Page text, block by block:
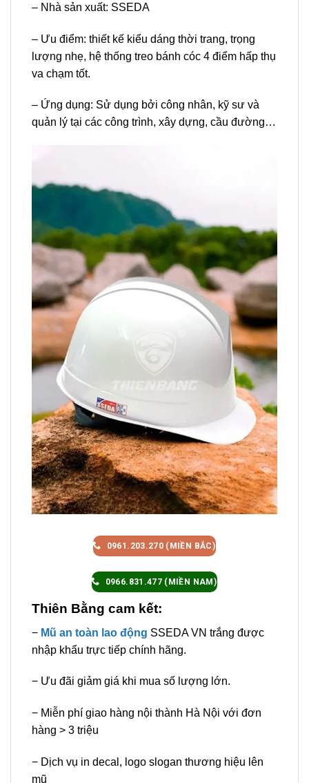
– Nhà sản xuất: SSEDA
– Ưu điểm: thiết kế kiểu dáng thời trang, trọng
lượng nhẹ, hệ thống treo bánh cóc 4 điểm hấp thụ
va chạm tốt.
– Ứng dụng: Sử dụng bởi công nhân, kỹ sư và
quản lý tại các công trình, xây dựng, cầu đường…
0961.203.270 (MIỀN BẮC)
0966.831.477 (MIỀN NAM)
Thiên Bằng cam kết:
− Mũ an toàn lao động SSEDA VN trắng được
nhập khẩu trực tiếp chính hãng.
− Ưu đãi giảm giá khi mua số lượng lớn.
− Miễn phí giao hàng nội thành Hà Nội với đơn
hàng > 3 triệu
− Dịch vụ in decal, logo slogan thương hiệu lên
mũ